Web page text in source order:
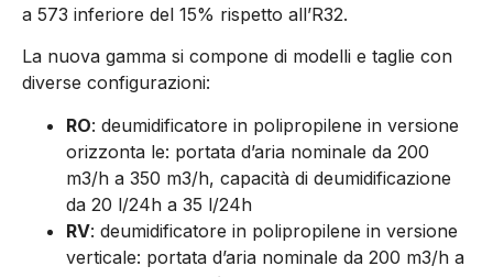
a 573 inferiore del 15% rispetto all’R32.
La nuova gamma si compone di modelli e taglie con
diverse configurazioni:
RO: deumidificatore in polipropilene in versione
orizzonta le: portata d’aria nominale da 200
m3/h a 350 m3/h, capacità di deumidificazione
da 20 l/24h a 35 l/24h
RV: deumidificatore in polipropilene in versione
verticale: portata d’aria nominale da 200 m3/h a